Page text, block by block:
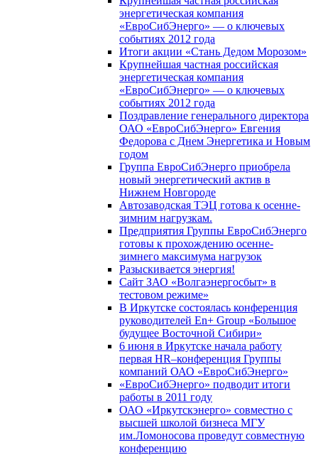
энергетическая компания
«ЕвроСибЭнерго» — о ключевых
событиях 2012 года
Итоги акции «Стань Дедом Морозом»
Крупнейшая частная российская
энергетическая компания
«ЕвроСибЭнерго» — о ключевых
событиях 2012 года
Поздравление генерального директора
ОАО «ЕвроСибЭнерго» Евгения
Федорова с Днем Энергетика и Новым
годом
Группа ЕвроСибЭнерго приобрела
новый энергетический актив в
Нижнем Новгороде
Автозаводская ТЭЦ готова к осенне-
зимним нагрузкам.
Предприятия Группы ЕвроСибЭнерго
готовы к прохождению осенне-
зимнего максимума нагрузок
Разыскивается энергия!
Сайт ЗАО «Волгаэнергосбыт» в
тестовом режиме»
В Иркутске состоялась конференция
руководителей En+ Group «Большое
будущее Восточной Сибири»
6 июня в Иркутске начала работу
первая HR–конференция Группы
компаний ОАО «ЕвроСибЭнерго»
«ЕвроСибЭнерго» подводит итоги
работы в 2011 году
ОАО «Иркутскэнерго» совместно с
высшей школой бизнеса МГУ
им.Ломоносова проведут совместную
конференцию